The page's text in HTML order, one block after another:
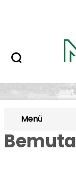
Menü